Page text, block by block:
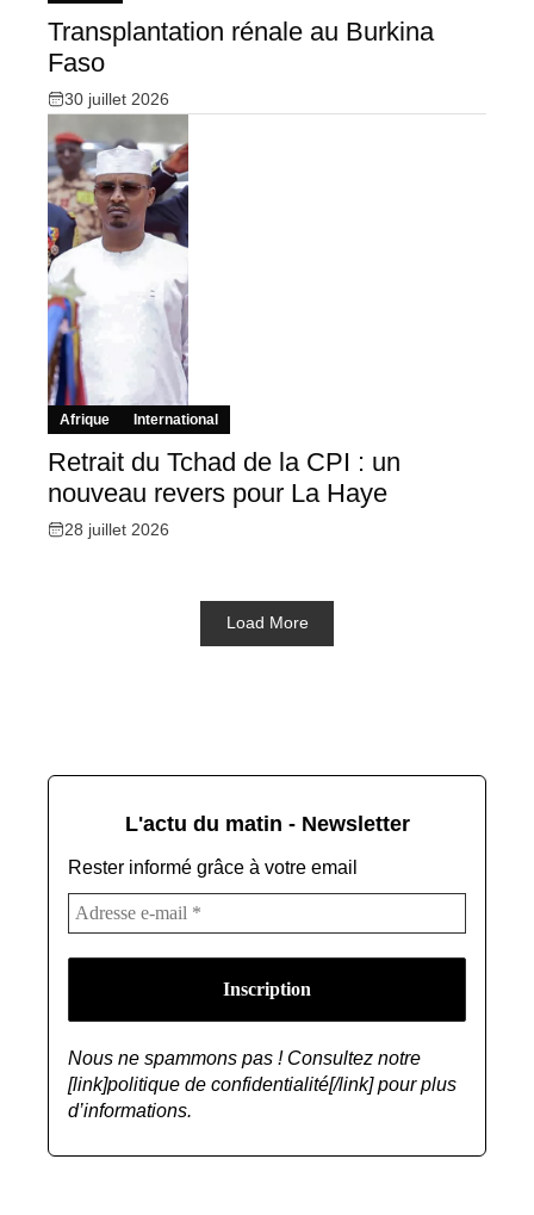
Transplantation rénale au Burkina
Faso
30 juillet 2026
Afrique International
Retrait du Tchad de la CPI : un
nouveau revers pour La Haye
28 juillet 2026
Load More
L'actu du matin - Newsletter
Rester informé grâce à votre email
Nous ne spammons pas ! Consultez notre
[link]politique de confidentialité[/link] pour plus
d’informations.